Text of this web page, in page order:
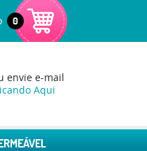
0
envie e-mail
Aqui